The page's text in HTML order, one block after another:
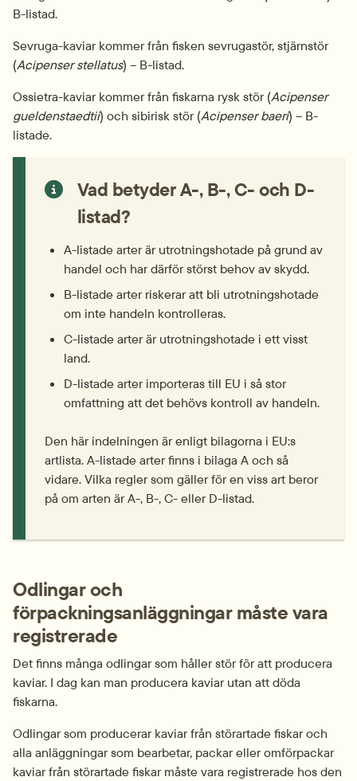
B-listad.
Sevruga-kaviar kommer från fisken sevrugastör, stjärnstör
(Acipenser stellatus) – B-listad.
Ossietra-kaviar kommer från fiskarna rysk stör (Acipenser
gueldenstaedtii) och sibirisk stör (Acipenser baeri) – B-
listade.
Vad betyder A-, B-, C- och D-
listad?
A-listade arter är utrotnings­hotade på grund av
handel och har därför störst behov av skydd.
B-listade arter riskerar att bli utrotnings­hotade
om inte handeln kontrolleras.
C-listade arter är utrotnings­hotade i ett visst
land.
D-listade arter importeras till EU i så stor
omfattning att det behövs kontroll av handeln.
Den här indelningen är enligt bilagorna i EU:s
artlista. A-listade arter finns i bilaga A och så
vidare. Vilka regler som gäller för en viss art beror
på om arten är A-, B-, C- eller D-listad.
Odlingar och
förpackningsanläggningar måste vara
registrerade
Det finns många odlingar som håller stör för att producera
kaviar. I dag kan man producera kaviar utan att döda
fiskarna.
Odlingar som producerar kaviar från störartade fiskar och
alla anläggningar som bearbetar, packar eller omförpackar
kaviar från störartade fiskar måste vara registrerade hos den